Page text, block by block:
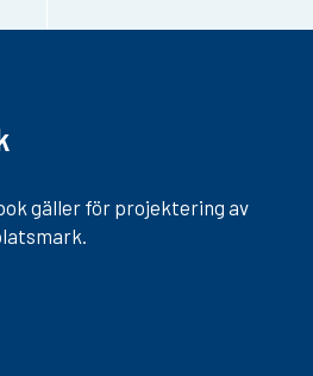
s
gäller för projektering av